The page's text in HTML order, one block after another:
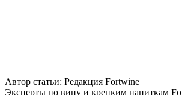
Автор статьи: Редакция Fortwine
Эксперты по вину и крепким напиткам